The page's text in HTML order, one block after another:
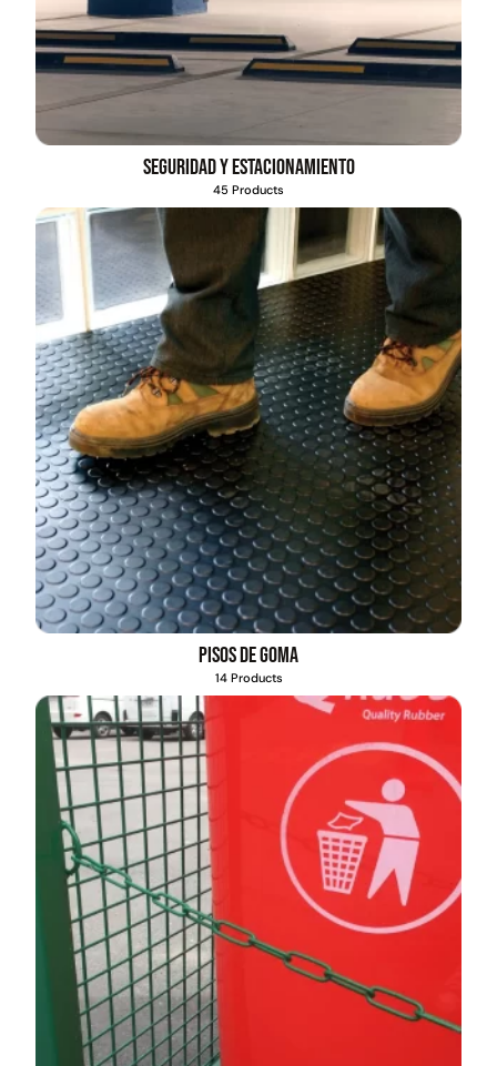
Seguridad y estacionamiento
45 Products
Pisos de goma
14 Products